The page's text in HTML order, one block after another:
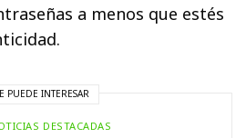
a menos que estés
PUEDE INTERESAR
DESTACADAS